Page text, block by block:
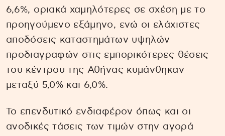
6,6%, οριακά χαμηλότερες σε σχέση με το
προηγούμενο εξάμηνο, ενώ οι ελάχιστες
αποδόσεις καταστημάτων υψηλών
προδιαγραφών στις εμπορικότερες θέσεις
του κέντρου της Αθήνας κυμάνθηκαν
μεταξύ 5,0% και 6,0%.
Το επενδυτικό ενδιαφέρον όπως και οι
ανοδικές τάσεις των τιμών στην αγορά